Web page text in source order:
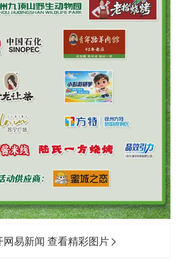
网易新闻 查看精彩图片